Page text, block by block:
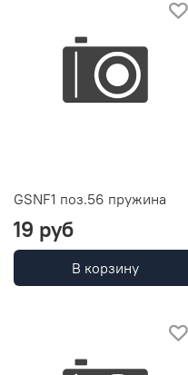
GSNF1 поз.56 пружина
19 руб
В корзину